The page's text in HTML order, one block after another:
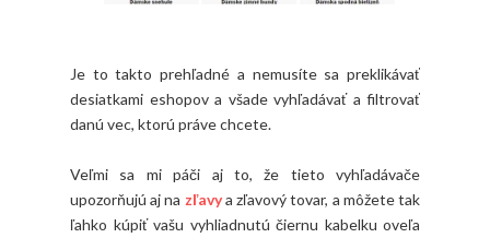
Je to takto prehľadné a nemusíte sa preklikávať
desiatkami eshopov a všade vyhľadávať a filtrovať
danú vec, ktorú práve chcete.
Veľmi sa mi páči aj to, že tieto vyhľadávače
upozorňujú aj na zľavya zľavový tovar, a môžete tak
ľahko kúpiť vašu vyhliadnutú čiernu kabelku oveľa